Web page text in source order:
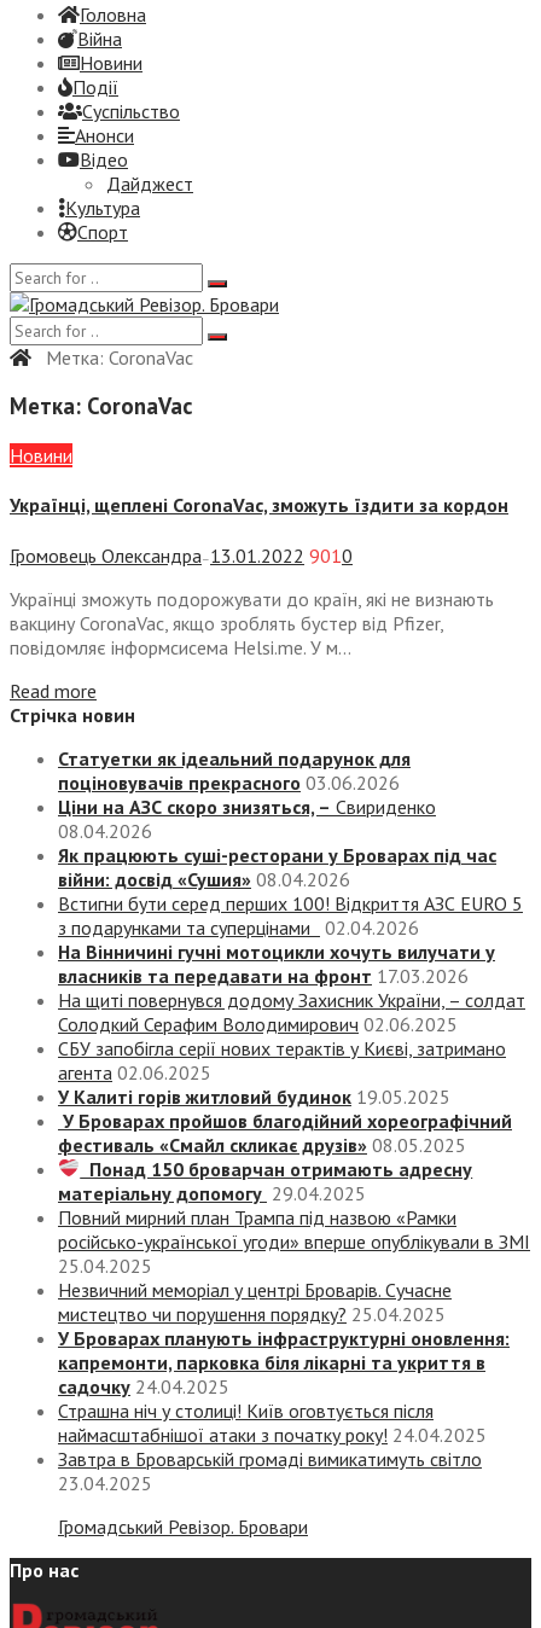
Головна
Війна
Новини
Події
Суспiльство
Анонси
Відео
Дайджест
Культура
Спорт
Метка: CoronaVac
Метка: CoronaVac
Новини
Українці, щеплені CoronaVac, зможуть їздити за кордон
Громовець Олександра — 13.01.2022 9010
Українці зможуть подорожувати до країн, які не визнають
вакцину CoronaVac, якщо зроблять бустер від Pfizer,
повідомляє інформсисема Helsi.me. У м...
Read more
Стрічка новин
Статуетки як ідеальний подарунок для
поціновувачів прекрасного 03.06.2026
Ціни на АЗС скоро знизяться, – Свириденко
08.04.2026
Як працюють суші-ресторани у Броварах під час
війни: досвід «Сушия» 08.04.2026
Встигни бути серед перших 100! Відкриття АЗС EURO 5
з подарунками та суперцінами
02.04.2026
На Вінничині гучні мотоцикли хочуть вилучати у
власників та передавати на фронт 17.03.2026
На щиті повернувся додому Захисник України, – солдат
Солодкий Серафим Володимирович 02.06.2025
СБУ запобігла серії нових терактів у Києві, затримано
агента 02.06.2025
У Калиті горів житловий будинок 19.05.2025
У Броварах пройшов благодійний хореографічний
фестиваль «Смайл скликає друзів» 08.05.2025
Понад 150 броварчан отримають адресну
матеріальну допомогу 29.04.2025
Повний мирний план Трампа під назвою «‎Рамки
російсько-української угоди» вперше опублікували в ЗМІ
25.04.2025
Незвичний меморіал у центрі Броварів. Сучасне
мистецтво чи порушення порядку? 25.04.2025
У Броварах планують інфраструктурні оновлення:
капремонти, парковка біля лікарні та укриття в
садочку 24.04.2025
Страшна ніч у столиці! Київ оговтується після
наймасштабнішої атаки з початку року! 24.04.2025
Завтра в Броварській громаді вимикатимуть світло
23.04.2025
Громадський Ревізор. Бровари
Про нас